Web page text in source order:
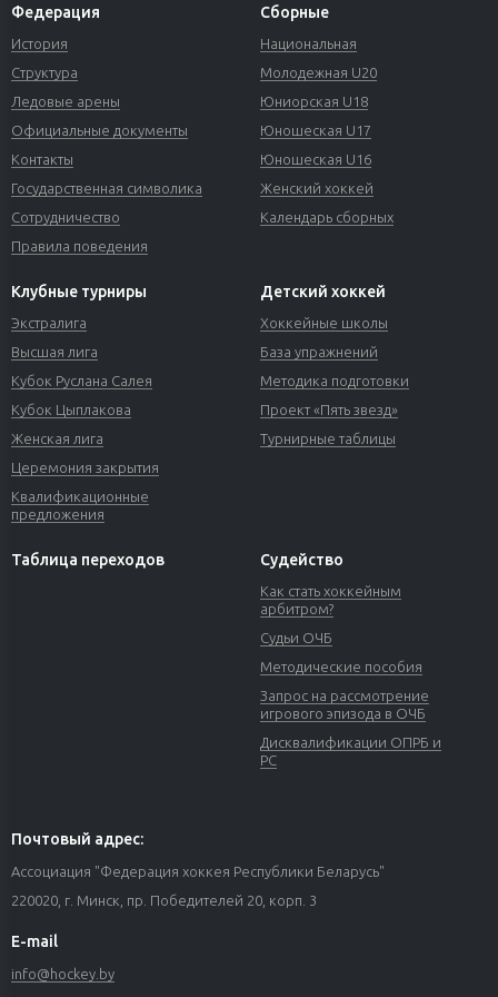
Федерация
История
Структура
Ледовые арены
Официальные документы
Контакты
Государственная символика
Сотрудничество
Правила поведения
Сборные
Национальная
Молодежная U20
Юниорская U18
Юношеская U17
Юношеская U16
Женский хоккей
Календарь сборных
Клубные турниры
Экстралига
Высшая лига
Кубок Руслана Салея
Кубок Цыплакова
Женская лига
Церемония закрытия
Квалификационные
предложения
Детский хоккей
Хоккейные школы
База упражнений
Методика подготовки
Проект «Пять звезд»
Турнирные таблицы
Таблица переходов Судейство
Как стать хоккейным
арбитром?
Судьи ОЧБ
Методические пособия
Запрос на рассмотрение
игрового эпизода в ОЧБ
Дисквалификации ОПРБ и
РС
Почтовый адрес:
Ассоциация "Федерация хоккея Республики Беларусь"
220020, г. Минск, пр. Победителей 20, корп. 3
E-mail
info@hockey.by